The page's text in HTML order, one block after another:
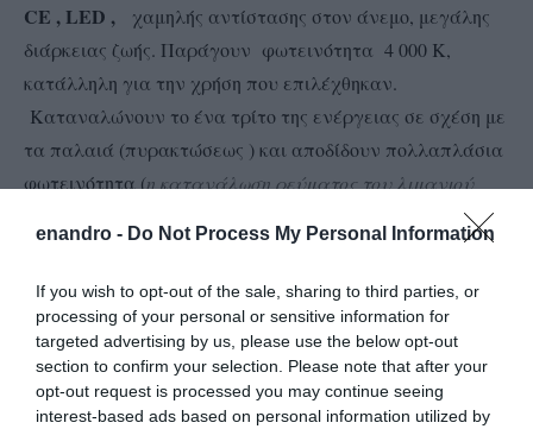
enandro - Do Not Process My Personal Information
If you wish to opt-out of the sale, sharing to third parties, or
processing of your personal or sensitive information for
targeted advertising by us, please use the below opt-out
section to confirm your selection. Please note that after your
opt-out request is processed you may continue seeing
interest-based ads based on personal information utilized by
CE , LED , χαμηλής αντίστασης στον άνεμο, μεγάλης
διάρκειας ζωής. Παράγουν φωτεινότητα 4 000 Κ,
κατάλληλη για την χρήση που επιλέχθηκαν.
Καταναλώνουν το ένα τρίτο της ενέργειας σε σχέση με
τα παλαιά (πυρακτώσεως ) και αποδίδουν πολλαπλάσια
φωτεινότητα (η κατανάλωση ρεύματος του λιμανιού